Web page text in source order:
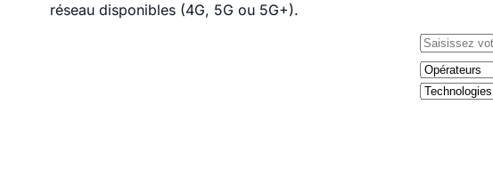
réseau disponibles (4G, 5G ou 5G+).